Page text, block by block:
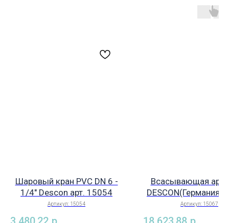
Шаровый кран РVC DN 6 -
1/4" Descon арт. 15054
Артикул: 15054
Всасывающая
DESCON(Германия)
6/4 мм с датчиком
арт. 15067
Артикул: 15067